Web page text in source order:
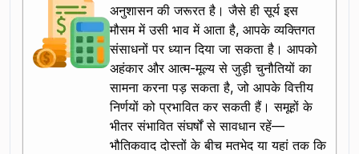
अनुशासन की जरूरत है। जैसे ही सूर्य इस
मौसम में उसी भाव में आता है, आपके व्यक्तिगत
संसाधनों पर ध्यान दिया जा सकता है। आपको
अहंकार और आत्म-मूल्य से जुड़ी चुनौतियों का
सामना करना पड़ सकता है, जो आपके वित्तीय
निर्णयों को प्रभावित कर सकती हैं। समूहों के
भीतर संभावित संघर्षों से सावधान रहें—
भौतिकवाद दोस्तों के बीच मतभेद या यहां तक कि